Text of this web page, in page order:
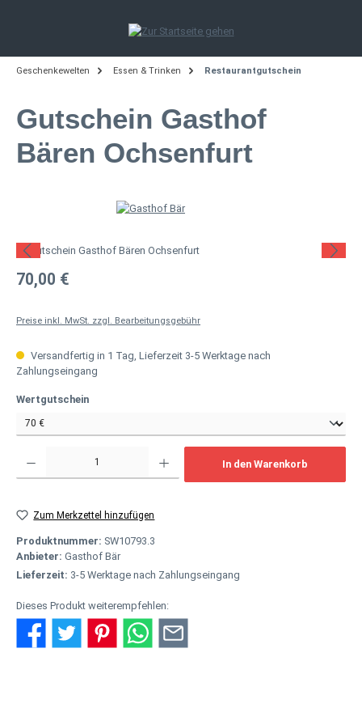
Geschenkewelten Essen & Trinken Restaurantgutschein
Gutschein Gasthof
Bären Ochsenfurt
Bildergalerie überspringen
Regulärer Preis:
70,00 €
Preise inkl. MwSt. zzgl. Bearbeitungsgebühr
Versandfertig in 1 Tag, Lieferzeit 3-5 Werktage nach
Zahlungseingang
Wertgutscheinauswählen
In den Warenkorb
Zum Merkzettel hinzufügen
Produktnummer: SW10793.3
Anbieter: Gasthof Bär
Lieferzeit: 3-5 Werktage nach Zahlungseingang
Dieses Produkt weiterempfehlen: